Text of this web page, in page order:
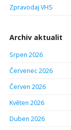
Zpravodaj VHS
Archiv aktualit
Srpen 2026
Červenec 2026
Červen 2026
Květen 2026
Duben 2026